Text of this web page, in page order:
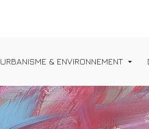
URBANISME & ENVIRONNEMENT